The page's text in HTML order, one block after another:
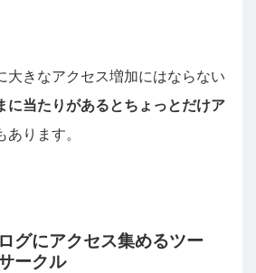
大きなアクセス増加にはならない
に当たりがあるとちょっとだけア
あります。
グにアクセス集めるツー
ークル